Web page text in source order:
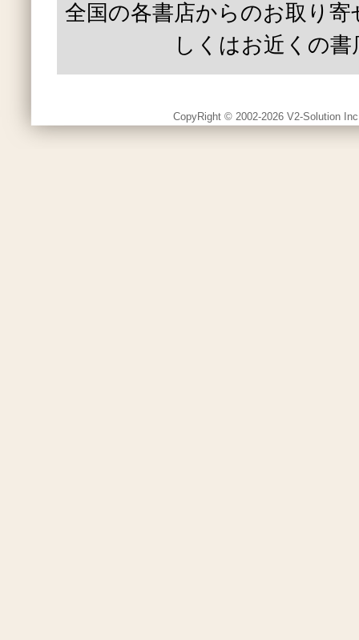
全国の各書店からのお取り
しくはお近くの書
CopyRight © 2002-2026 V2-Solution